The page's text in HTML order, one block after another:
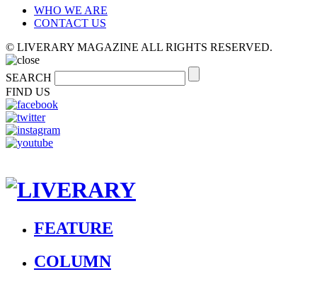
WHO WE ARE
CONTACT US
© LIVERARY MAGAZINE ALL RIGHTS RESERVED.
SEARCH
FIND US
FEATURE
COLUMN